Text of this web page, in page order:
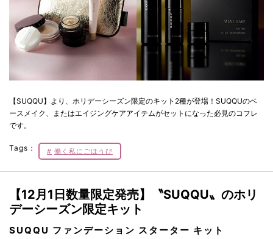
【SUQQU】より、ホリデーシーズン限定のキット2種が登場！SUQQUのベ
ースメイク、またはエイジングケアアイテムがセットになった必見のコフレ
です。
Tags： 働く私にごほうび
【12月1日数量限定発売】〝SUQQU〟のホリ
デーシーズン限定キット
SUQQU ファンデーション スターター キット